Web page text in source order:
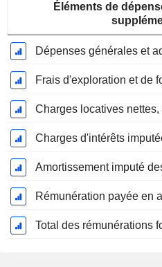
Éléments de
Dépenses générales et
Frais d'exploration et de
Charges locatives nettes,
Rémunération payée en